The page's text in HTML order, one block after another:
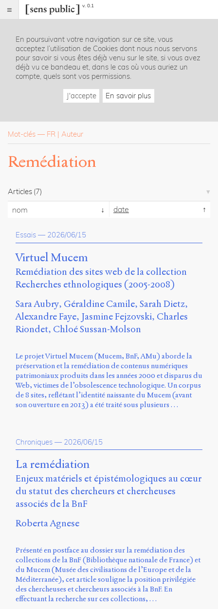
v. 0.1
Index
Rubriques
Essais
La
revue
Présentation
Publier
du
site
Archipel
En
ligne
Mastodon
Université
Sherbrooke
Campus
de
Longueuil
Local
B1-
Charles-
Le
Moyne
(QC)
J4K
0B7
ISSN
3272
Sens
public
v.
0.1
(2020/03)
En poursuivant votre navigation sur ce site, vous
acceptez l’utilisation de Cookies dont nous nous servons
pour savoir si vous êtes déjà venu sur le site, si vous avez
déjà vu ce bandeau et, dans le cas où vous auriez un
compte, quels sont vos permissions.
J'accepte En savoir plus
Mot-clés — FR Auteur
Remédiation
Articles (7)
nom date
Essais — 2026/06/15
Virtuel Mucem
Remédiation des sites web de la collection
Recherches ethnologiques (2005-2008)
Sara Aubry Géraldine Camile Sarah Dietz
Alexandre Faye Jasmine Fejzovski Charles
Riondet Chloé Sussan-Molson
Le projet Virtuel Mucem (Mucem, BnF, AMu) aborde la
préservation et la remédiation de contenus numériques
patrimoniaux produits dans les années 2000 et disparus du
Web, victimes de l’obsolescence technologique. Un corpus
de 8 sites, reflétant l’identité naissante du Mucem (avant
son ouverture en 2013) a été traité sous plusieurs …
Chroniques — 2026/06/15
La remédiation
Enjeux matériels et épistémologiques au cœur
du statut des chercheurs et chercheuses
associés de la BnF
Roberta Agnese
Présenté en postface au dossier sur la remédiation des
collections de la BnF (Bibliothèque nationale de France) et
du Mucem (Musée des civilisations de l’Europe et de la
Méditerranée), cet article souligne la position privilégiée
des chercheuses et chercheurs associés à la BnF. En
effectuant la recherche sur ces collections, …